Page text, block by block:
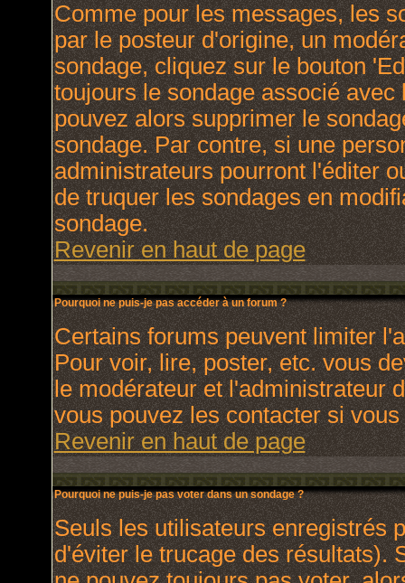
Comme pour les messages, les
par le posteur d'origine, un
sondage, cliquez sur le bouton
toujours le sondage associé
pouvez alors supprimer le
sondage. Par contre, si une
administrateurs pourront l'éditer
de truquer les sondages en
sondage.
Revenir en haut de page
Pourquoi ne puis-je pas accéder à un forum ?
Certains forums peuvent limiter
Pour voir, lire, poster, etc. vous
le modérateur et l'administrateur
vous pouvez les contacter si
Revenir en haut de page
Pourquoi ne puis-je pas voter dans un sondage ?
Seuls les utilisateurs enregistrés
d'éviter le trucage des résultats).